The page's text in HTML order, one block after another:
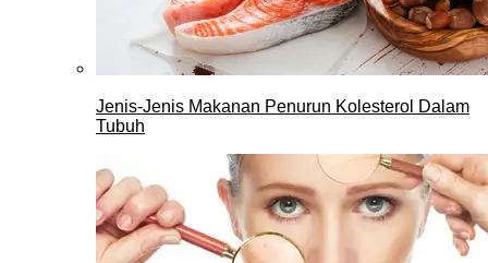
Jenis-Jenis Makanan Penurun Kolesterol Dalam
Tubuh